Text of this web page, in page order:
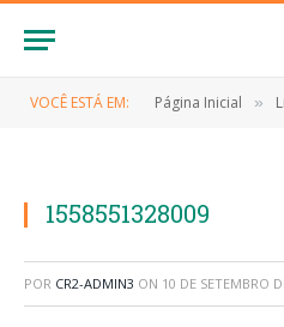
VOCÊ ESTÁ EM: Página Inicial »
1558551328009
POR CR2-ADMIN3 ON 10 DE SETEMBRO